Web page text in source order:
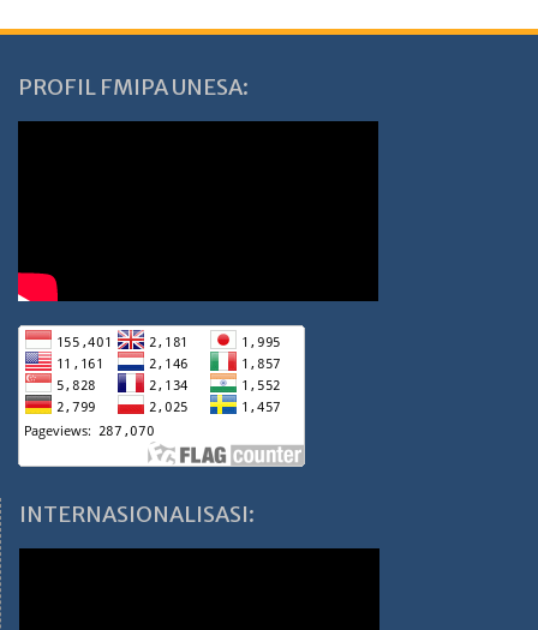
PROFIL FMIPA UNESA:
INTERNASIONALISASI: